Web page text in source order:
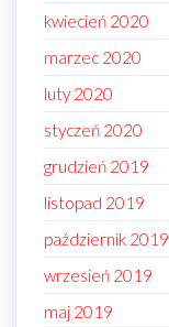
kwiecień 2020
marzec 2020
luty 2020
styczeń 2020
grudzień 2019
listopad 2019
październik 2019
wrzesień 2019
maj 2019